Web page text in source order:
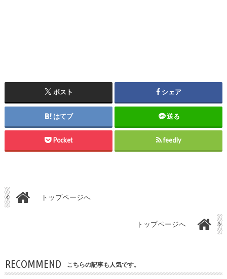
ポスト シェア
はてブ 送る
Pocket feedly
トップページへ
トップページへ
RECOMMEND こちらの記事も人気です。